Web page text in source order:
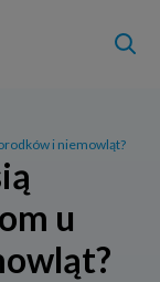
i niemowląt?
u